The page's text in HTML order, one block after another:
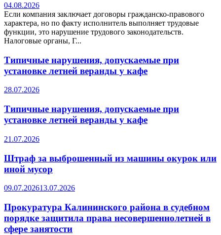
04.08.2026
Если компания заключает договоры гражданско-правового
характера, но по факту исполнитель выполняет трудовые
функции, это нарушение трудового законодательств.
Налоговые органы, Г...
Типичные нарушения, допускаемые при
установке летней веранды у кафе
28.07.2026
Типичные нарушения, допускаемые при
установке летней веранды у кафе
21.07.2026
Штраф за выброшенный из машины окурок или
иной мусор
09.07.202613.07.2026
Прокуратура Калининского района в судебном
порядке защитила права несовершеннолетней в
сфере занятости